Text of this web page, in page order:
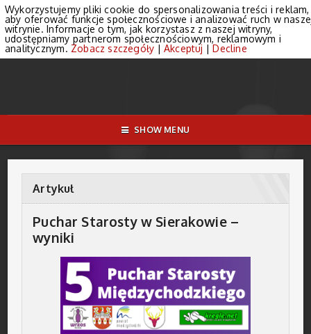
SHOW MENU
Artykuł
Puchar Starosty w Sierakowie –
wyniki
Wykorzystujemy pliki cookie do spersonalizowania treści i reklam,
aby oferować funkcje społecznościowe i analizować ruch w
witrynie. Informacje o tym, jak korzystasz z naszej witryny,
udostępniamy partnerom społecznościowym, reklamowym i
analitycznym. Zobacz szczegóły | Akceptuj |Decline